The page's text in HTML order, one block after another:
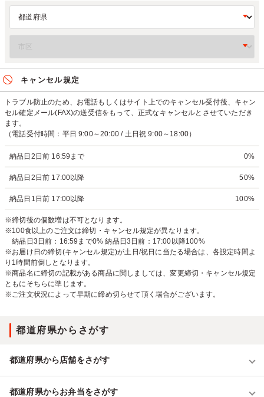
キャンセル規定
トラブル防止のため、お電話もしくはサイト上でのキャンセル受付後、キャン
セル確定メール(FAX)の送受信をもって、正式なキャンセルとさせていただき
ます。
（電話受付時間：平日 9:00～20:00 / 土日祝 9:00～18:00）
納品日2日前 16:59まで 0%
納品日2日前 17:00以降 50%
納品日1日前 17:00以降 100%
※締切後の個数増は不可となります。
※100食以上のご注文は締切・キャンセル規定が異なります。
納品日3日前：16:59まで0% 納品日3日前：17:00以降100%
※お届け日の締切(キャンセル規定)が土日/祝日に当たる場合は、各設定時間よ
り1時間前倒しとなります。
※商品名に締切の記載がある商品に関しましては、変更締切・キャンセル規定
ともにそちらに準じます。
※ご注文状況によって早期に締め切らせて頂く場合がございます。
都道府県からさがす
都道府県から店舗をさがす
都道府県からお弁当をさがす